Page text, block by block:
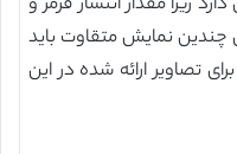
چندین نمایش متقاوت باید
تصاویر ارائه شده در این